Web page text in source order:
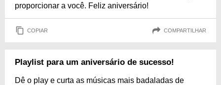
proporcionar a você. Feliz aniversário!
COPIAR COMPARTILHAR
Playlist para um aniversário de sucesso!
Dê o play e curta as músicas mais badaladas de